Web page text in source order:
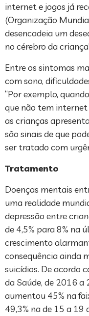
internet e jogos já
(Organização
desencadeia um
no cérebro da
Entre os sintomas
com sono,
“Por exemplo,
que não tem internet
as crianças
são sinais de que
ser tratado com
Tratamento
Doenças mentais
uma realidade
depressão entre
de 4,5% para 8% na
crescimento
consequência ainda
suicídios. De acordo
da Saúde, de 2016
aumentou 45% na
49,3% na de 15 a 19